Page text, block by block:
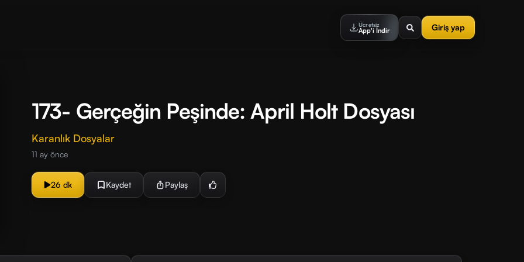
Ücretsiz
App'i İndir Giriş yap
173- Gerçeğin Peşinde: April Holt Dosyası
Karanlık Dosyalar
11 ay önce
26 dk Kaydet Paylaş